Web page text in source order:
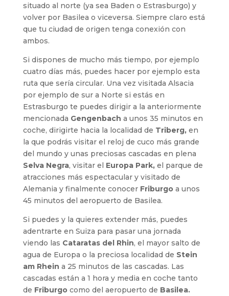
situado al norte (ya sea Baden o Estrasburgo) y
volver por Basilea o viceversa. Siempre claro está
que tu ciudad de origen tenga conexión con
ambos.
Si dispones de mucho más tiempo, por ejemplo
cuatro días más, puedes hacer por ejemplo esta
ruta que sería circular. Una vez visitada Alsacia
por ejemplo de sur a Norte si estás en
Estrasburgo te puedes dirigir a la anteriormente
mencionada Gengenbach a unos 35 minutos en
coche, dirigirte hacia la localidad de Triberg, en
la que podrás visitar el reloj de cuco más grande
del mundo y unas preciosas cascadas en plena
Selva Negra, visitar el Europa Park, el parque de
atracciones más espectacular y visitado de
Alemania y finalmente conocer Friburgoa unos
45 minutos del aeropuerto de Basilea.
Si puedes y la quieres extender más, puedes
adentrarte en Suiza para pasar una jornada
viendo las Cataratas del Rhin, el mayor salto de
agua de Europa o la preciosa localidad de Stein
am Rhein a 25 minutos de las cascadas. Las
cascadas están a 1 hora y media en coche tanto
de Friburgocomo del aeropuerto de Basilea.